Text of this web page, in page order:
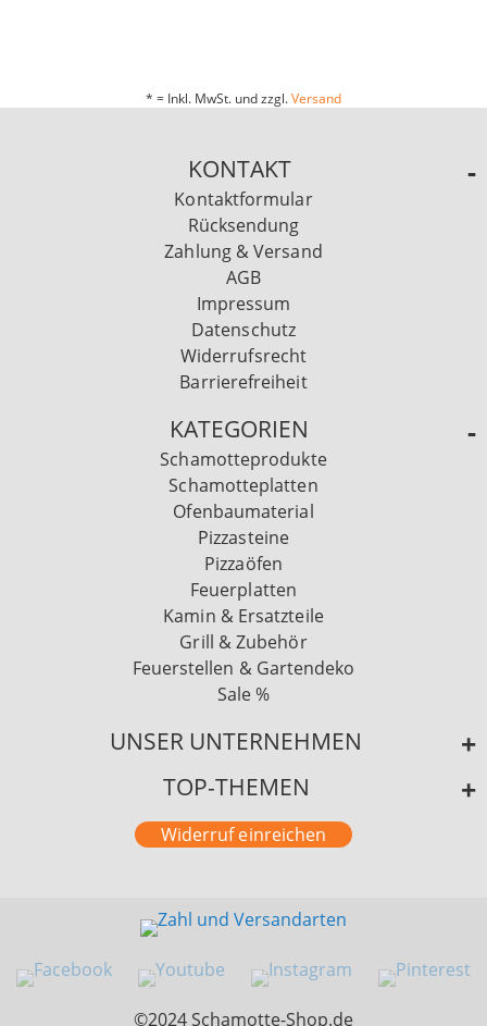
* = Inkl. MwSt. und zzgl.Versand
KONTAKT
Kontaktformular
Rücksendung
Zahlung & Versand
AGB
Impressum
Datenschutz
Widerrufsrecht
Barrierefreiheit
KATEGORIEN
Schamotteprodukte
Schamotteplatten
Ofenbaumaterial
Pizzasteine
Pizzaöfen
Feuerplatten
Kamin & Ersatzteile
Grill & Zubehör
Feuerstellen & Gartendeko
Sale %
UNSER UNTERNEHMEN
TOP-THEMEN
Widerruf einreichen
©2024 Schamotte-Shop.de